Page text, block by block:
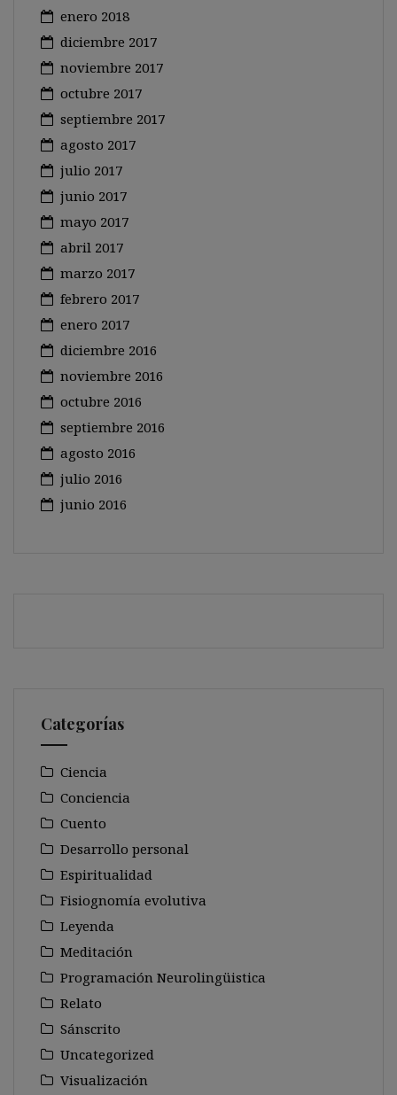
enero 2018
diciembre 2017
noviembre 2017
octubre 2017
septiembre 2017
agosto 2017
julio 2017
junio 2017
mayo 2017
abril 2017
marzo 2017
febrero 2017
enero 2017
diciembre 2016
noviembre 2016
octubre 2016
septiembre 2016
agosto 2016
julio 2016
junio 2016
Categorías
Ciencia
Conciencia
Cuento
Desarrollo personal
Espiritualidad
Fisiognomía evolutiva
Leyenda
Meditación
Programación Neurolingüistica
Relato
Sánscrito
Uncategorized
Visualización